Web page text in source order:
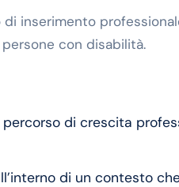
inserimento
con disabilità.
di crescita
di un contesto